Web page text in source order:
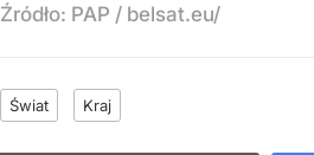
Źródło: PAP / belsat.eu/
Świat Kraj